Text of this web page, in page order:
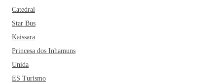
Catedral
Star Bus
Kaissara
Princesa dos Inhamuns
Unida
ES Turismo